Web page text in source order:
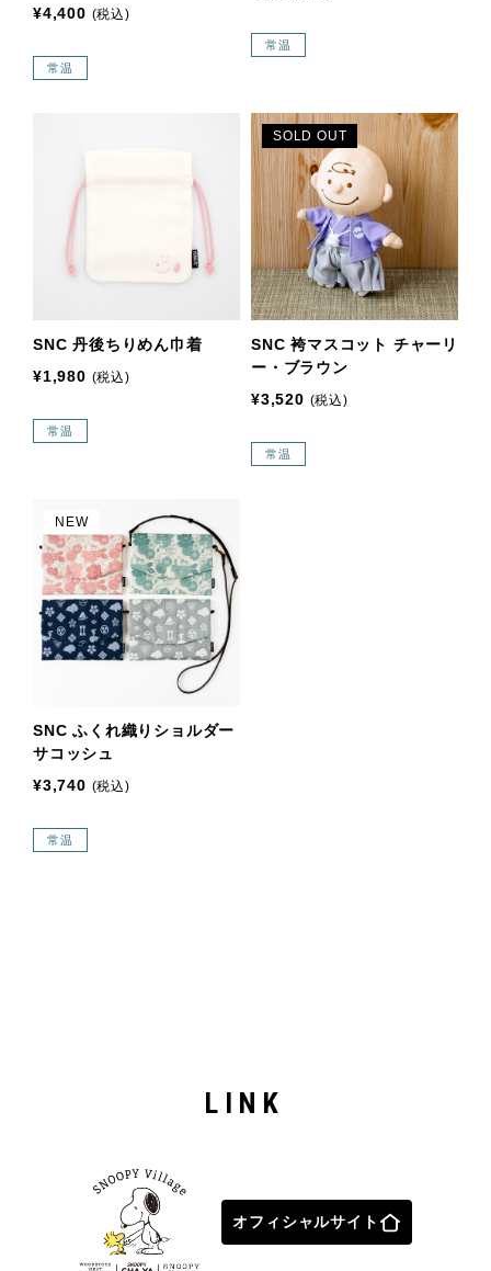
¥4,400 (税込)
常温
常温
SNC 丹後ちりめん巾着
¥1,980 (税込)
常温
SOLD OUT
SNC 袴マスコット チャーリ
ー・ブラウン
¥3,520 (税込)
常温
NEW
SNC ふくれ織りショルダー
サコッシュ
¥3,740 (税込)
常温
LINK
オフィシャルサイト